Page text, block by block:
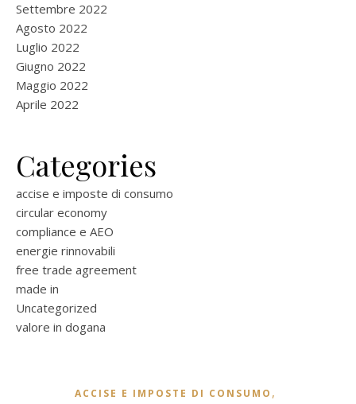
Settembre 2022
Agosto 2022
Luglio 2022
Giugno 2022
Maggio 2022
Aprile 2022
Categories
accise e imposte di consumo
circular economy
compliance e AEO
energie rinnovabili
free trade agreement
made in
Uncategorized
valore in dogana
ACCISE E IMPOSTE DI CONSUMO ,